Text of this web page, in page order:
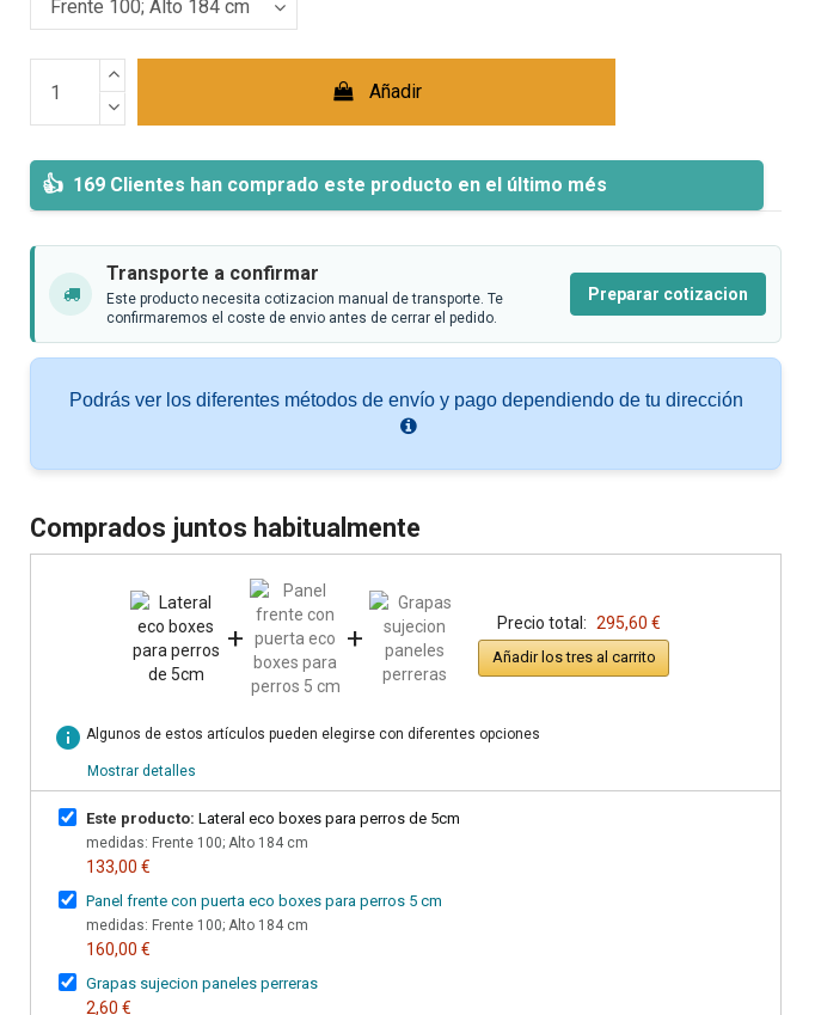
Añadir
169 Clientes han comprado este producto en el último més
Transporte a confirmar
Este producto necesita cotizacion manual de transporte. Te
confirmaremos el coste de envio antes de cerrar el pedido.
Preparar cotizacion
Podrás ver los diferentes métodos de envío y pago dependiendo de tu dirección
Comprados juntos habitualmente
+ + Precio total: 295,60 €
Añadir los tres al carrito
info Algunos de estos artículos pueden elegirse con diferentes opciones
Mostrar detalles
Este producto: Lateral eco boxes para perros de 5cm
medidas: Frente 100; Alto 184 cm
133,00 €
Panel frente con puerta eco boxes para perros 5 cm
medidas: Frente 100; Alto 184 cm
160,00 €
Grapas sujecion paneles perreras
2,60 €